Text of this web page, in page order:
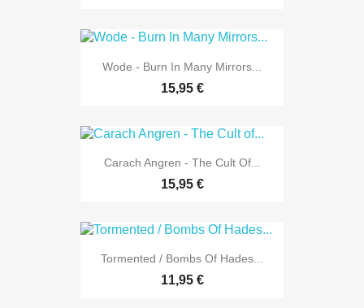
Wode - Burn In Many Mirrors...
15,95 €
Carach Angren - The Cult Of...
15,95 €
Tormented / Bombs Of Hades...
11,95 €